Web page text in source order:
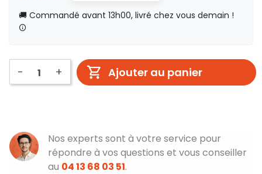
🚚 Commandé avant 13h00, livré chez vous demain !
- + Ajouter au panier
Nos experts sont à votre service pour
répondre à vos questions et vous conseiller
au 04 13 68 03 51.